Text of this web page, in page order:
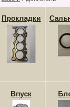
Прокладки
Впуск